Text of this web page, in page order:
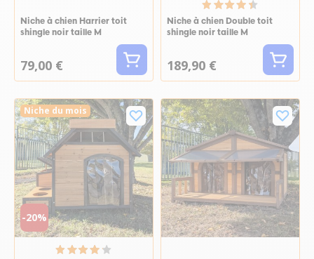
Niche à chien Harrier toit
shingle noir taille M
79,00 €
Niche à chien Double toit
shingle noir taille M
189,90 €
-20%
Niche du mois